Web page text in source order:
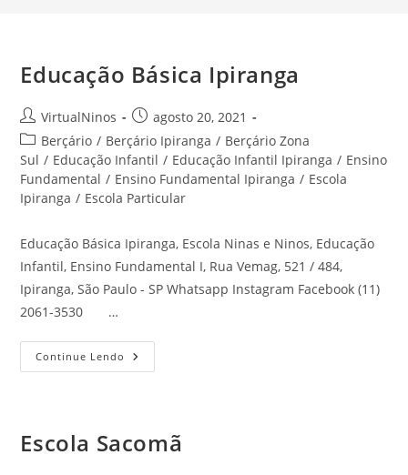
Educação Básica Ipiranga
Autor
do
post:
VirtualNinos
Post
publicado:
agosto 20, 2021
Categoria
do
post:
Berçário / Berçário Ipiranga / Berçário Zona
Sul / Educação Infantil / Educação Infantil Ipiranga / Ensino
Fundamental / Ensino Fundamental Ipiranga / Escola
Ipiranga / Escola Particular
Educação Básica Ipiranga, Escola Ninas e Ninos, Educação
Infantil, Ensino Fundamental I, Rua Vemag, 521 / 484,
Ipiranga, São Paulo - SP Whatsapp Instagram Facebook (11)
2061-3530 …
Continue Lendo Educação
Básica
Escola Sacomã